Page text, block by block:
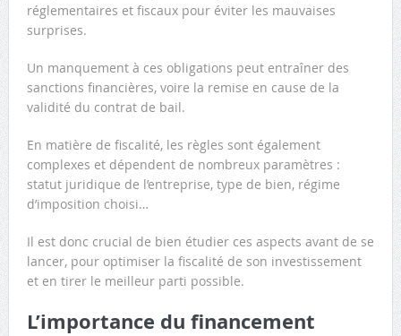
réglementaires et fiscaux pour éviter les mauvaises
surprises.
Un manquement à ces obligations peut entraîner des
sanctions financières, voire la remise en cause de la
validité du contrat de bail.
En matière de fiscalité, les règles sont également
complexes et dépendent de nombreux paramètres :
statut juridique de l’entreprise, type de bien, régime
d’imposition choisi…
Il est donc crucial de bien étudier ces aspects avant de se
lancer, pour optimiser la fiscalité de son investissement
et en tirer le meilleur parti possible.
L’importance du financement